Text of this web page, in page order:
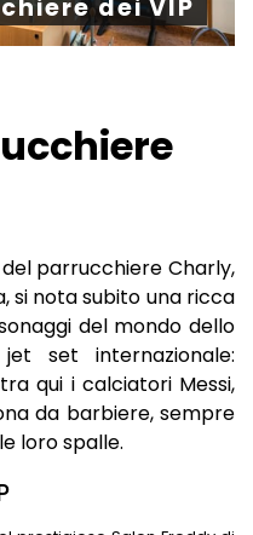
dei VIP
parrucchiere Charly,
si nota subito una ricca
del mondo dello
set internazionale:
qui i calciatori Messi,
da barbiere, sempre
loro spalle.